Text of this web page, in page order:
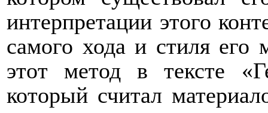
интерпретации этого
самого хода и стиля
этот метод в тексте
который считал